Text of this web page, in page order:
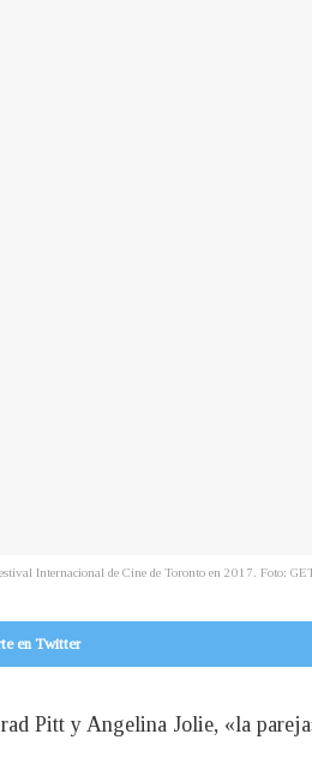
Internacional de Cine de Toronto en 2017. Foto:
en Twitter
Pitt y Angelina Jolie, «la